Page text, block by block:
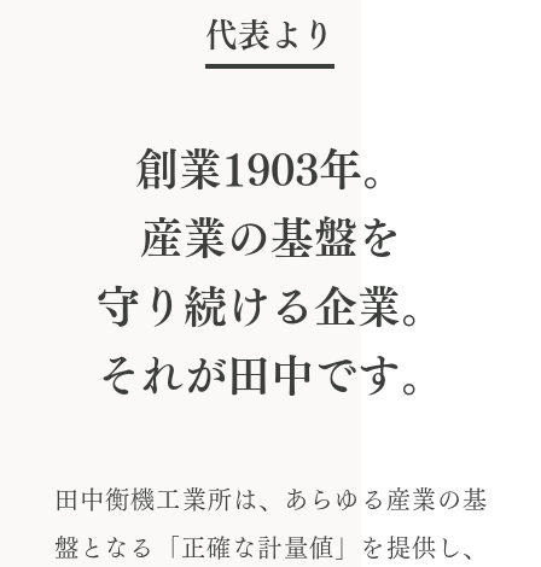
代表より
創業1903年。
産業の基盤を
守り続ける企業。
それが田中です。
田中衡機工業所は、あらゆる産業の基
盤となる「正確な計量値」を提供し、